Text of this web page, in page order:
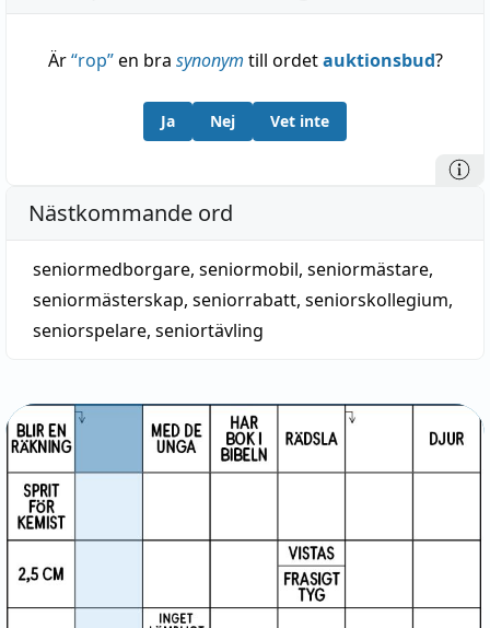
Är“rop”en bra synonym till ordetauktionsbud?
Ja Nej Vet inte
Nästkommande ord
seniormedborgare, seniormobil, seniormästare,
seniormästerskap, seniorrabatt, seniorskollegium,
seniorspelare, seniortävling